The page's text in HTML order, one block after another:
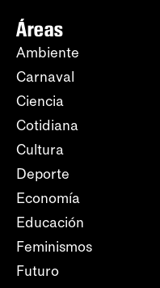
Áreas
Ambiente
Carnaval
Ciencia
Cotidiana
Cultura
Deporte
Economía
Educación
Feminismos
Futuro